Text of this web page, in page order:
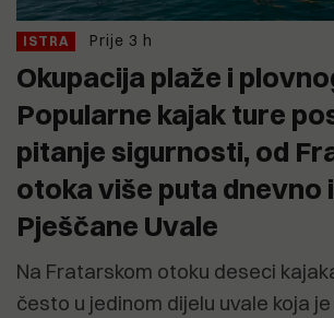
ISTRA Prije 3 h
Okupacija plaže i
Popularne kajak ture
pitanje sigurnosti, od
otoka više puta dnevno
Pješčane Uvale
Na Fratarskom otoku deseci
često u jedinom dijelu uvale koja je